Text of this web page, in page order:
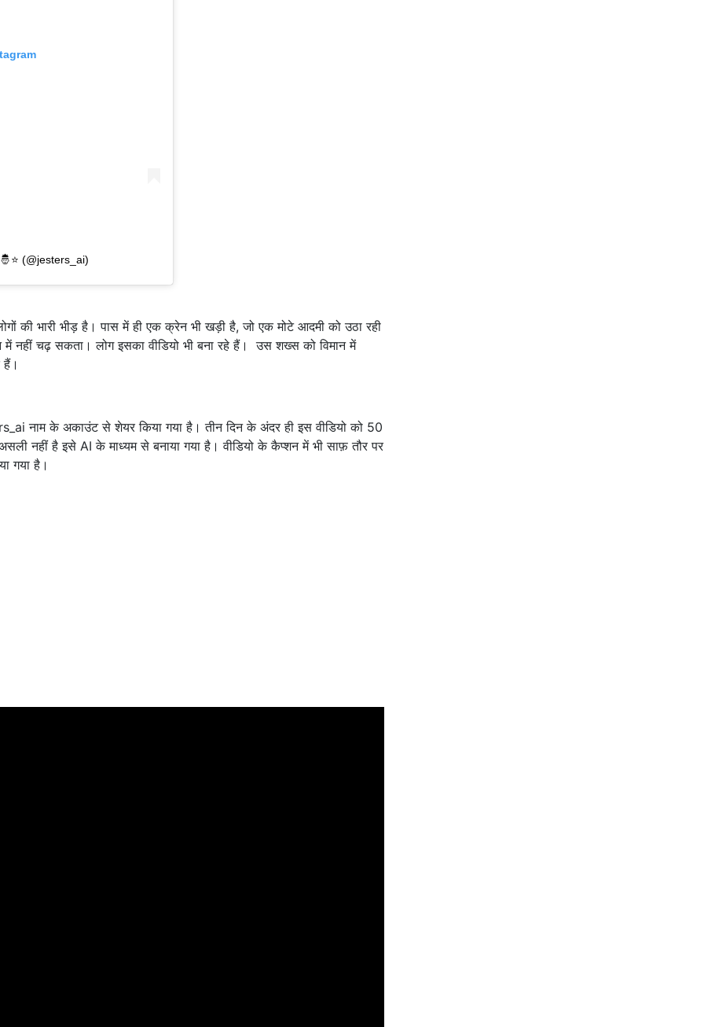
(@jesters_ai)
की भारी भीड़ है। पास में ही एक क्रेन भी खड़ी है, जो एक मोटे आदमी को उठा रही
नहीं चढ़ सकता। लोग इसका वीडियो भी बना रहे हैं। उस शख्स को विमान में
हैं।
नाम के अकाउंट से शेयर किया गया है। तीन दिन के अंदर ही इस वीडियो को 50
नहीं है इसे AI के माध्यम से बनाया गया है। वीडियो के कैप्शन में भी साफ़ तौर पर
गया है।